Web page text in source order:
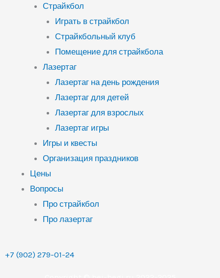
Страйкбол
Играть в страйкбол
Страйкбольный клуб
Помещение для страйкбола
Лазертаг
Лазертаг на день рождения
Лазертаг для детей
Лазертаг для взрослых
Лазертаг игры
Игры и квесты
Организация праздников
Цены
Вопросы
Про страйкбол
Про лазертаг
+7 (902) 279-01-24